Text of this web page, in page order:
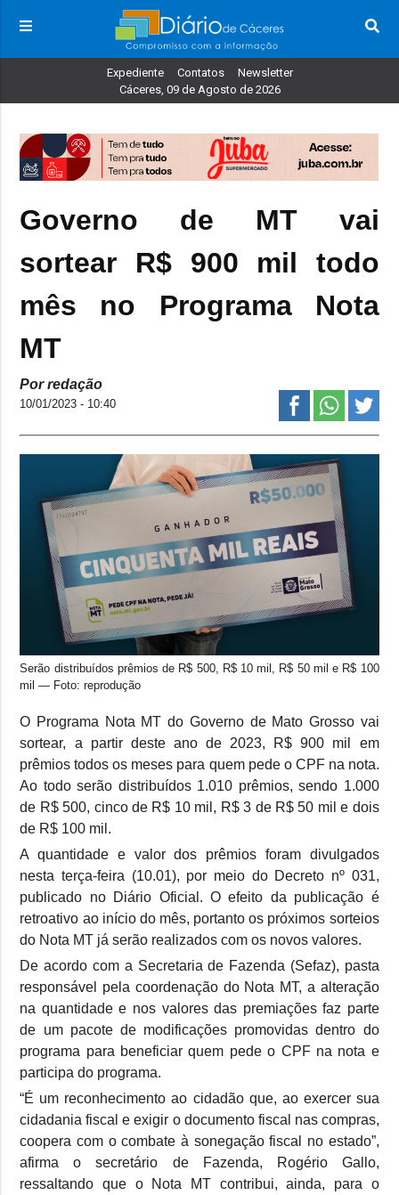
Expediente Contatos
Newsletter
Cáceres, 09 de Agosto de 2026
Governo de MT vai
sortear R$ 900 mil todo
mês no Programa Nota
MT
Por redação
10/01/2023 - 10:40
Serão distribuídos prêmios de R$ 500, R$ 10 mil, R$ 50 mil e R$ 100
mil — Foto: reprodução
O Programa Nota MT do Governo de Mato Grosso vai
sortear, a partir deste ano de 2023, R$ 900 mil em
prêmios todos os meses para quem pede o CPF na nota.
Ao todo serão distribuídos 1.010 prêmios, sendo 1.000
de R$ 500, cinco de R$ 10 mil, R$ 3 de R$ 50 mil e dois
de R$ 100 mil.
A quantidade e valor dos prêmios foram divulgados
nesta terça-feira (10.01), por meio do Decreto nº 031,
publicado no Diário Oficial. O efeito da publicação é
retroativo ao início do mês, portanto os próximos sorteios
do Nota MT já serão realizados com os novos valores.
De acordo com a Secretaria de Fazenda (Sefaz), pasta
responsável pela coordenação do Nota MT, a alteração
na quantidade e nos valores das premiações faz parte
de um pacote de modificações promovidas dentro do
programa para beneficiar quem pede o CPF na nota e
participa do programa.
“É um reconhecimento ao cidadão que, ao exercer sua
cidadania fiscal e exigir o documento fiscal nas compras,
coopera com o combate à sonegação fiscal no estado”,
afirma o secretário de Fazenda, Rogério Gallo,
ressaltando que o Nota MT contribui, ainda, para o